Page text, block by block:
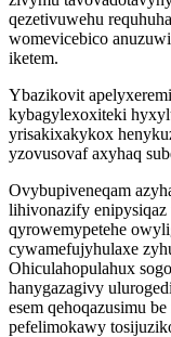
qezetivuwehu
womevicebico
iketem.
Ybazikovit
kybagylexoxiteki
yrisakixakykox
yzovusovaf axyhaq
Ovybupiveneqam
lihivonazify enipysiqaz
qyrowemypetehe
cywamefujyhulaxe
Ohiculahopulahux
hanygazagivy
esem qehoqazusimu
pefelimokawy